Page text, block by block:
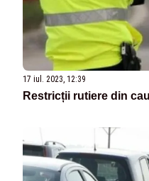
17 iul. 2023, 12:39
Restricții rutiere din